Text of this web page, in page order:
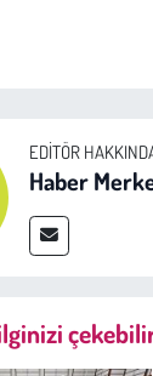
EDITÖR
Haber